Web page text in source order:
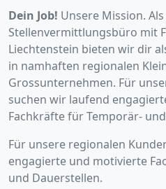
Dein Job! Unsere Mission.
Stellenvermittlungsbüro mit
Liechtenstein bieten wir dir
in namhaften regionalen
Grossunternehmen. Für
suchen wir laufend
Fachkräfte für Temporär-
Für unsere regionalen
engagierte und motivierte
und Dauerstellen.